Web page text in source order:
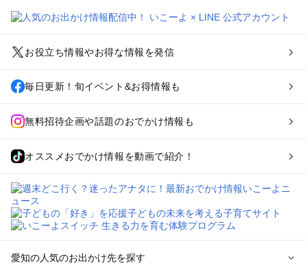
お役立ち情報やお得な情報を発信
毎日更新！旬イベント&お得情報も
無料招待企画や話題のおでかけ情報も
オススメおでかけ情報を動画で紹介！
愛知の人気のお出かけ先を探す